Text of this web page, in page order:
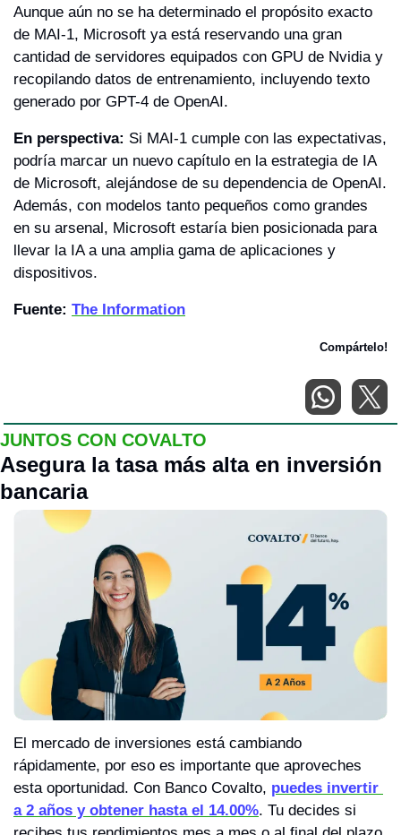
Aunque aún no se ha determinado el propósito exacto
de MAI-1, Microsoft ya está reservando una gran
cantidad de servidores equipados con GPU de Nvidia y
recopilando datos de entrenamiento, incluyendo texto
generado por GPT-4 de OpenAI.
En perspectiva: Si MAI-1 cumple con las expectativas,
podría marcar un nuevo capítulo en la estrategia de IA
de Microsoft, alejándose de su dependencia de OpenAI.
Además, con modelos tanto pequeños como grandes
en su arsenal, Microsoft estaría bien posicionada para
llevar la IA a una amplia gama de aplicaciones y
dispositivos.
Fuente: The Information
Compártelo!
JUNTOS CON COVALTO
Asegura la tasa más alta en inversión
bancaria
El mercado de inversiones está cambiando
rápidamente, por eso es importante que aproveches
esta oportunidad. Con Banco Covalto, puedes invertir
a 2 años y obtener hasta el 14.00%. Tu decides si